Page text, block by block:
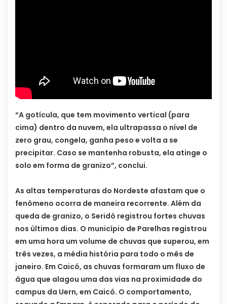
“A gotícula, que tem movimento vertical (para
cima) dentro da nuvem, ela ultrapassa o nível de
zero grau, congela, ganha peso e volta a se
precipitar. Caso se mantenha robusta, ela atinge o
solo em forma de granizo”, conclui.
As altas temperaturas do Nordeste afastam que o
fenômeno ocorra de maneira recorrente. Além da
queda de granizo, o Seridó registrou fortes chuvas
nos últimos dias. O município de Parelhas registrou
em uma hora um volume de chuvas que superou, em
três vezes, a média história para todo o mês de
janeiro. Em Caicó, as chuvas formaram um fluxo de
água que alagou uma das vias na proximidade do
campus da Uern, em Caicó. O comportamento,